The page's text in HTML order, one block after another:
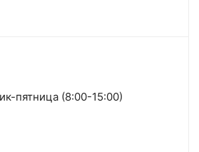
пятница (8:00-15:00)